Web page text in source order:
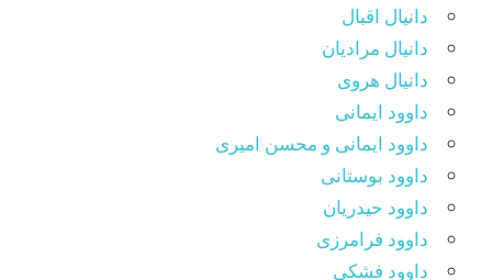
دانیال اقبال
دانیال مرادیان
دانیال هروی
داوود ایمانی
داوود ایمانی و محسن امیری
داوود بوستانی
داوود حیدریان
داوود فرامرزی
داوود فشکی